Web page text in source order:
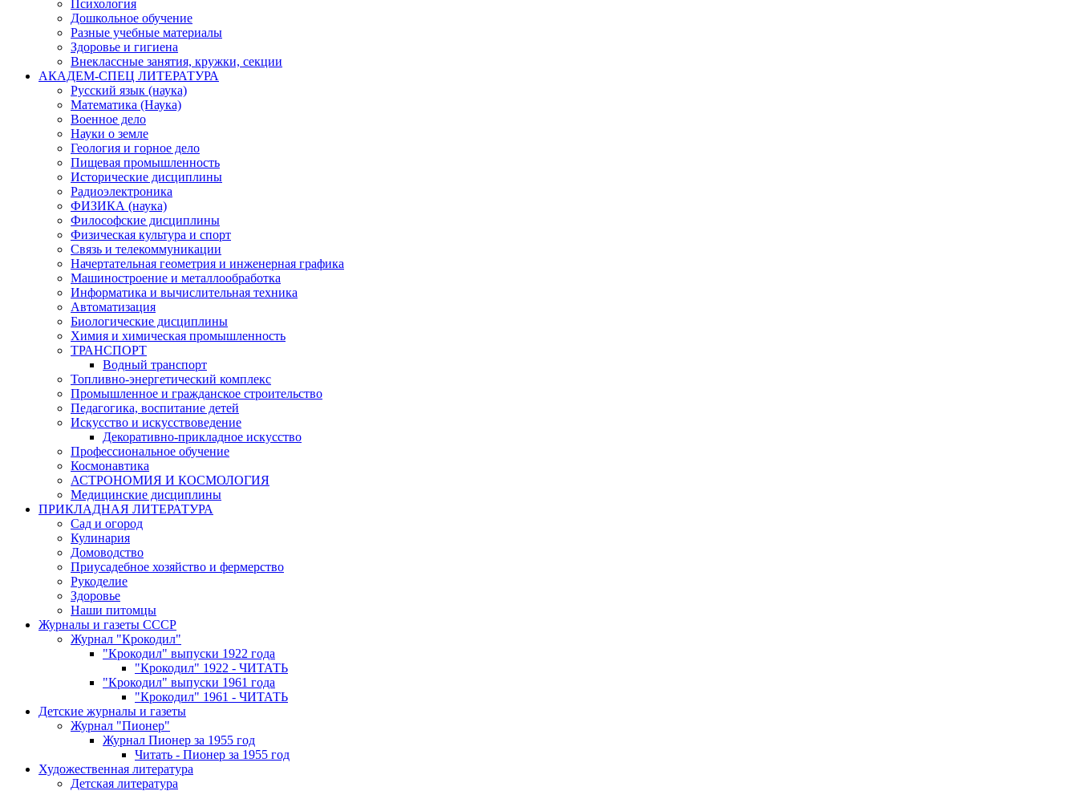
Психология
Дошкольное обучение
Разные учебные материалы
Здоровье и гигиена
Внеклассные занятия, кружки, секции
АКАДЕМ-СПЕЦ ЛИТЕРАТУРА
Русский язык (наука)
Математика (Наука)
Военное дело
Науки о земле
Геология и горное дело
Пищевая промышленность
Исторические дисциплины
Радиоэлектроника
ФИЗИКА (наука)
Философские дисциплины
Физическая культура и спорт
Связь и телекоммуникации
Начертательная геометрия и инженерная графика
Машиностроение и металлообработка
Информатика и вычислительная техника
Автоматизация
Биологические дисциплины
Химия и химическая промышленность
ТРАНСПОРТ
Водный транспорт
Топливно-энергетический комплекс
Промышленное и гражданское строительство
Педагогика, воспитание детей
Искусство и искусствоведение
Декоративно-прикладное искусство
Профессиональное обучение
Космонавтика
АСТРОНОМИЯ И КОСМОЛОГИЯ
Медицинские дисциплины
ПРИКЛАДНАЯ ЛИТЕРАТУРА
Сад и огород
Кулинария
Домоводство
Приусадебное хозяйство и фермерство
Рукоделие
Здоровье
Наши питомцы
Журналы и газеты СССР
Журнал "Крокодил"
"Крокодил" выпуски 1922 года
"Крокодил" 1922 - ЧИТАТЬ
"Крокодил" выпуски 1961 года
"Крокодил" 1961 - ЧИТАТЬ
Детские журналы и газеты
Журнал "Пионер"
Журнал Пионер за 1955 год
Читать - Пионер за 1955 год
Художественная литература
Детская литература